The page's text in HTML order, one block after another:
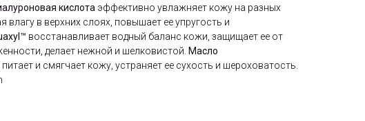
кислота эффективно увлажняет кожу на разных
влагу в верхних слоях, повышает ее упругость и
восстанавливает водный баланс кожи, защищает ее от
делает нежной и шелковистой. Масло
и смягчает кожу, устраняет ее сухость и шероховатость.